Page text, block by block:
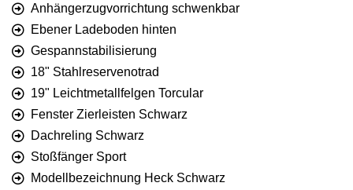
Anhängerzugvorrichtung schwenkbar
Ebener Ladeboden hinten
Gespannstabilisierung
18" Stahlreservenotrad
19" Leichtmetallfelgen Torcular
Fenster Zierleisten Schwarz
Dachreling Schwarz
Stoßfänger Sport
Modellbezeichnung Heck Schwarz